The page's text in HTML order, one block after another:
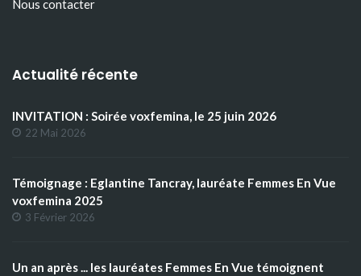
Nous contacter
Actualité récente
INVITATION : Soirée voxfemina, le 25 juin 2026
22 Mai 2026
Témoignage : Eglantine Tancray, lauréate Femmes En Vue
voxfemina 2025
3 Février 2026
Un an après ... les lauréates Femmes En Vue témoignent